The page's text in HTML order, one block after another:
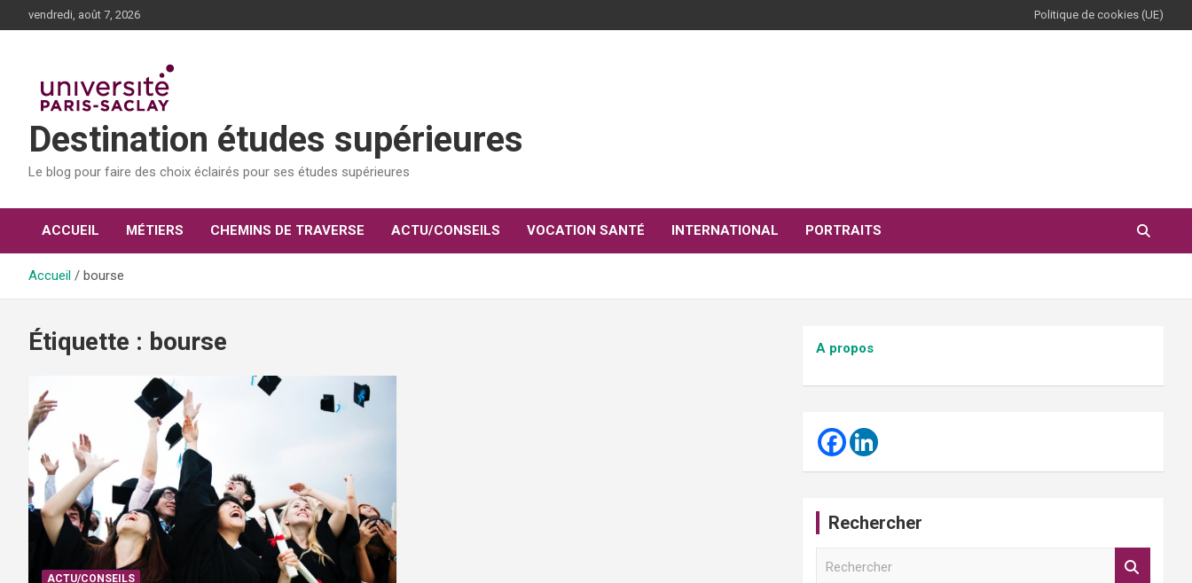
au
vendredi, août 7, 2026 Politique de cookies (UE)
Destination études supérieures
Le blog pour faire des choix éclairés pour ses études supérieures
ACCUEIL MÉTIERS CHEMINS DE TRAVERSE ACTU/CONSEILS VOCATION SANTÉ INTERNATIONAL PORTRAITS
Accueil bourse
Étiquette : bourse
ACTU/CONSEILS
A propos
Rechercher